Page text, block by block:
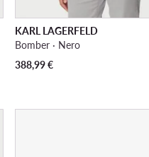
KARL LAGERFELD
Bomber · Nero
388,99€